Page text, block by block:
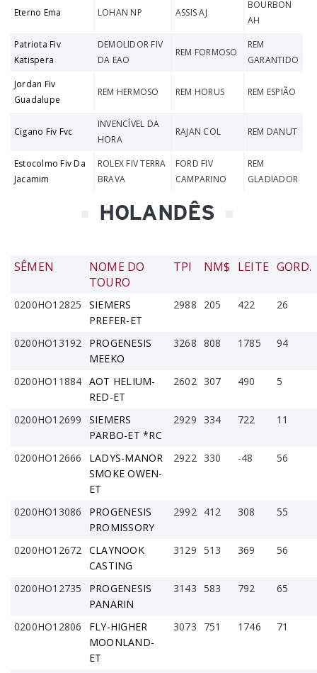
Eterno Ema LOHAN NP ASSIS AJ
BOURBON
AH
Patriota Fiv
Katispera
DEMOLIDOR FIV
DA EAO
REM FORMOSO
REM
GARANTIDO
Jordan Fiv
Guadalupe
REM HERMOSO REM HORUS REM ESPIÃO
Cigano Fiv Fvc
INVENCÍVEL DA
HORA
RAJAN COL REM DANUT
Estocolmo Fiv Da
Jacamim
ROLEX FIV TERRA
BRAVA
FORD FIV
CAMPARINO
REM
GLADIADOR
HOLANDÊS
SÊMEN
NOME DO
TOURO
TPI NM$ LEITE GORD.
0200HO12825
SIEMERS
PREFER-ET
2988 205 422 26
0200HO13192
PROGENESIS
MEEKO
3268 808 1785 94
0200HO11884 AOT HELIUM-
RED-ET
2602 307 490 5
0200HO12699
SIEMERS
PARBO-ET *RC
2929 334 722 11
0200HO12666
LADYS-MANOR
SMOKE OWEN-
ET
2922 330 -48 56
0200HO13086
PROGENESIS
PROMISSORY
2992 412 308 55
0200HO12672 CLAYNOOK
CASTING
3129 513 369 56
0200HO12735
PROGENESIS
PANARIN
3143 583 792 65
0200HO12806
FLY-HIGHER
MOONLAND-
ET
3073 751 1746 71